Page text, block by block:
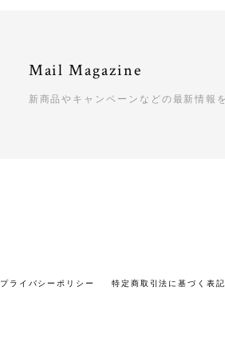
Mail Magazine
新商品やキャンペーンなどの最新情報
プライバシーポリシー 特定商取引法に基づく表記